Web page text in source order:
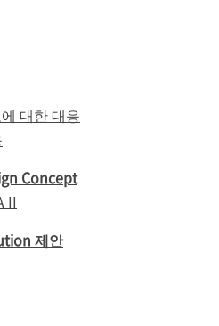
대한 대응
Concept
II
제안